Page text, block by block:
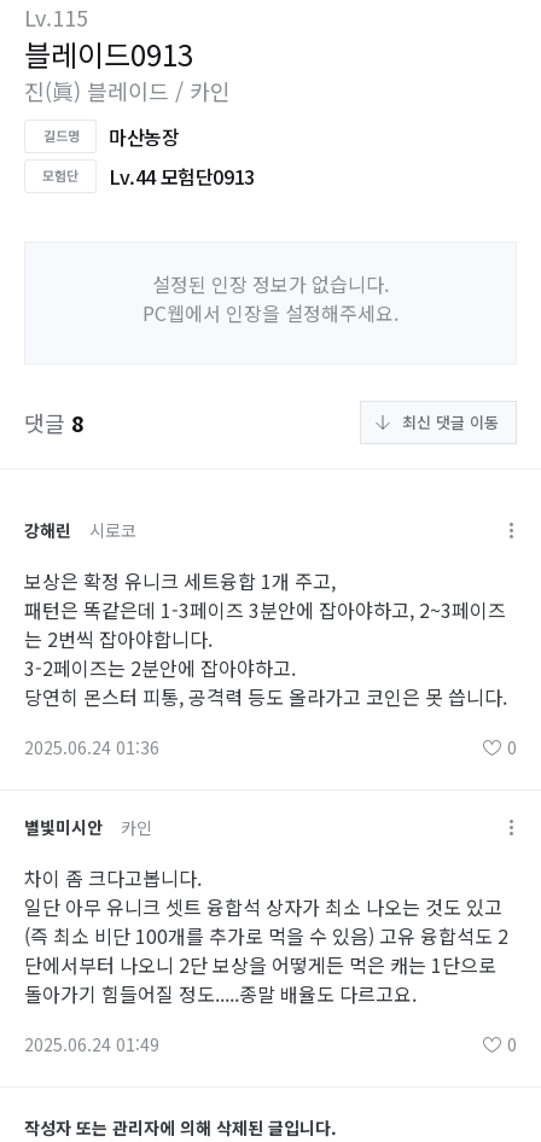
Lv.115
블레이드0913
진(眞) 블레이드 / 카인
마산농장
Lv.44 모험단0913
설정된 인장 정보가 없습니다.
PC웹에서 인장을 설정해주세요.
댓글 8 최신 댓글 이동
강해린 시로코
보상은 확정 유니크 세트융합 1개 주고,
패턴은 똑같은데 1-3페이즈 3분안에 잡아야하고, 2~3페이즈
는 2번씩 잡아야합니다.
3-2페이즈는 2분안에 잡아야하고.
당연히 몬스터 피통, 공격력 등도 올라가고 코인은 못 씁니다.
2025.06.24 01:36 0
별빛미시안 카인
차이 좀 크다고봅니다.
일단 아무 유니크 셋트 융합석 상자가 최소 나오는 것도 있고
(즉 최소 비단 100개를 추가로 먹을 수 있음) 고유 융합석도 2
단에서부터 나오니 2단 보상을 어떻게든 먹은 캐는 1단으로
돌아가기 힘들어질 정도.....종말 배율도 다르고요.
2025.06.24 01:49 0
작성자 또는 관리자에 의해 삭제된 글입니다.